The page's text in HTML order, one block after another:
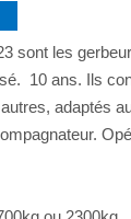
sont les
10 ans. Ils
adaptés